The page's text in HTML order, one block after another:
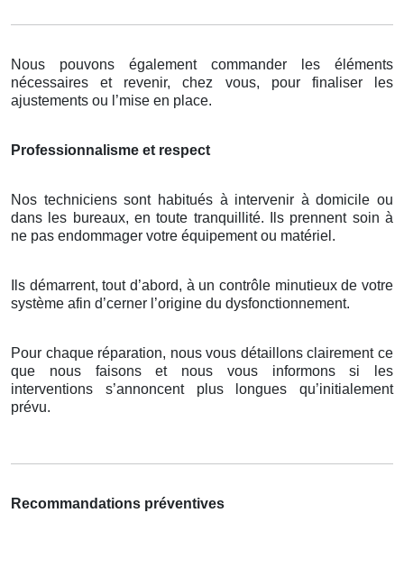
Nous pouvons également commander les éléments
nécessaires et revenir, chez vous, pour finaliser les
ajustements ou l’mise en place.
Professionnalisme et respect
Nos techniciens sont habitués à intervenir à domicile ou
dans les bureaux, en toute tranquillité. Ils prennent soin à
ne pas endommager votre équipement ou matériel.
Ils démarrent, tout d’abord, à un contrôle minutieux de votre
système afin d’cerner l’origine du dysfonctionnement.
Pour chaque réparation, nous vous détaillons clairement ce
que nous faisons et nous vous informons si les
interventions s’annoncent plus longues qu’initialement
prévu.
Recommandations préventives